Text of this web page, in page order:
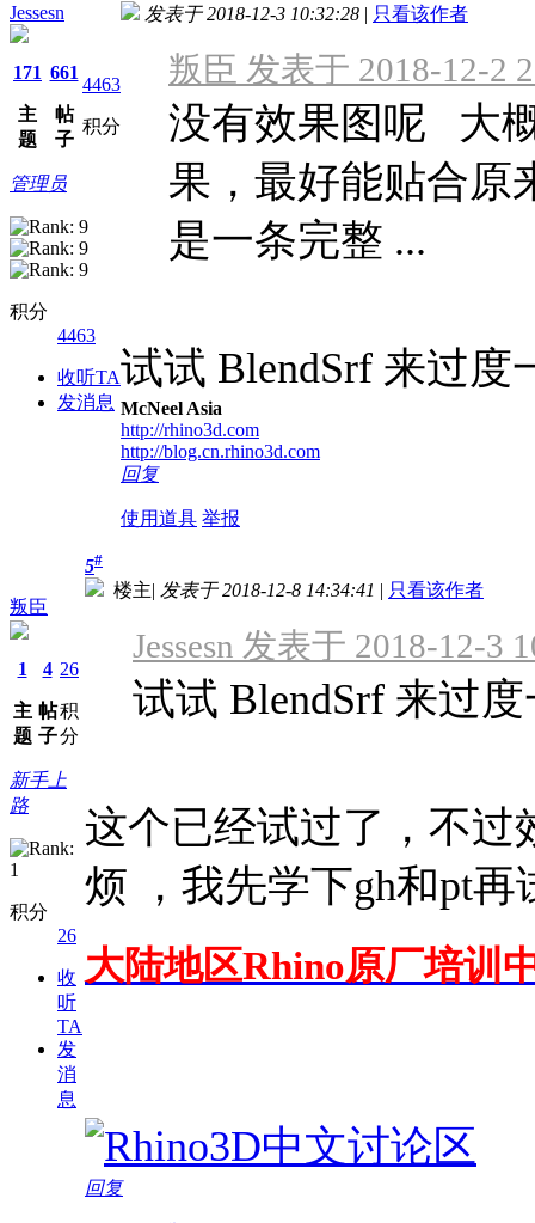
Jessesn
171
主
题
661
帖
子
4463
积分
管理员
积分
4463
收听TA
发消息
发表于 2018-12-3 10:32:28 | 只看该作者
叛臣 发表于 2018-12-2
没有效果图呢 大
果，最好能贴合原
是一条完整 ...
试试 BlendSrf 来过度
McNeel Asia
http://rhino3d.com
http://blog.cn.rhino3d.com
回复
使用道具 举报
叛臣
1
主
题
4
帖
子
26
积
分
新手上
路
积分
26
收
听
TA
发
消
息
5#
楼主| 发表于 2018-12-8 14:34:41 | 只看该作者
Jessesn 发表于 2018-12-3
试试 BlendSrf 来过
这个已经试过了，不过
烦 ，我先学下gh和pt再
大陆地区Rhino原厂培训
回复